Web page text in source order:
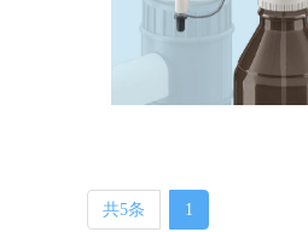
共5条 1